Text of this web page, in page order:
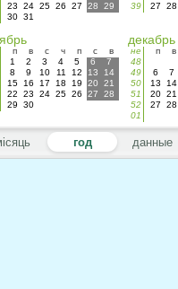
23
24 25 26 27 28
29
30 31
39
27 28
п в с ч п с
в
1
2 3 4 5 6
7
8
9 10 11 12 13
14
15
16 17 18 19 20
21
22
23 24 25 26 27
28
29
30
декабрь
не п в
48
49
6 7
50
13 14
51
20 21
52
27 28
01
год данные